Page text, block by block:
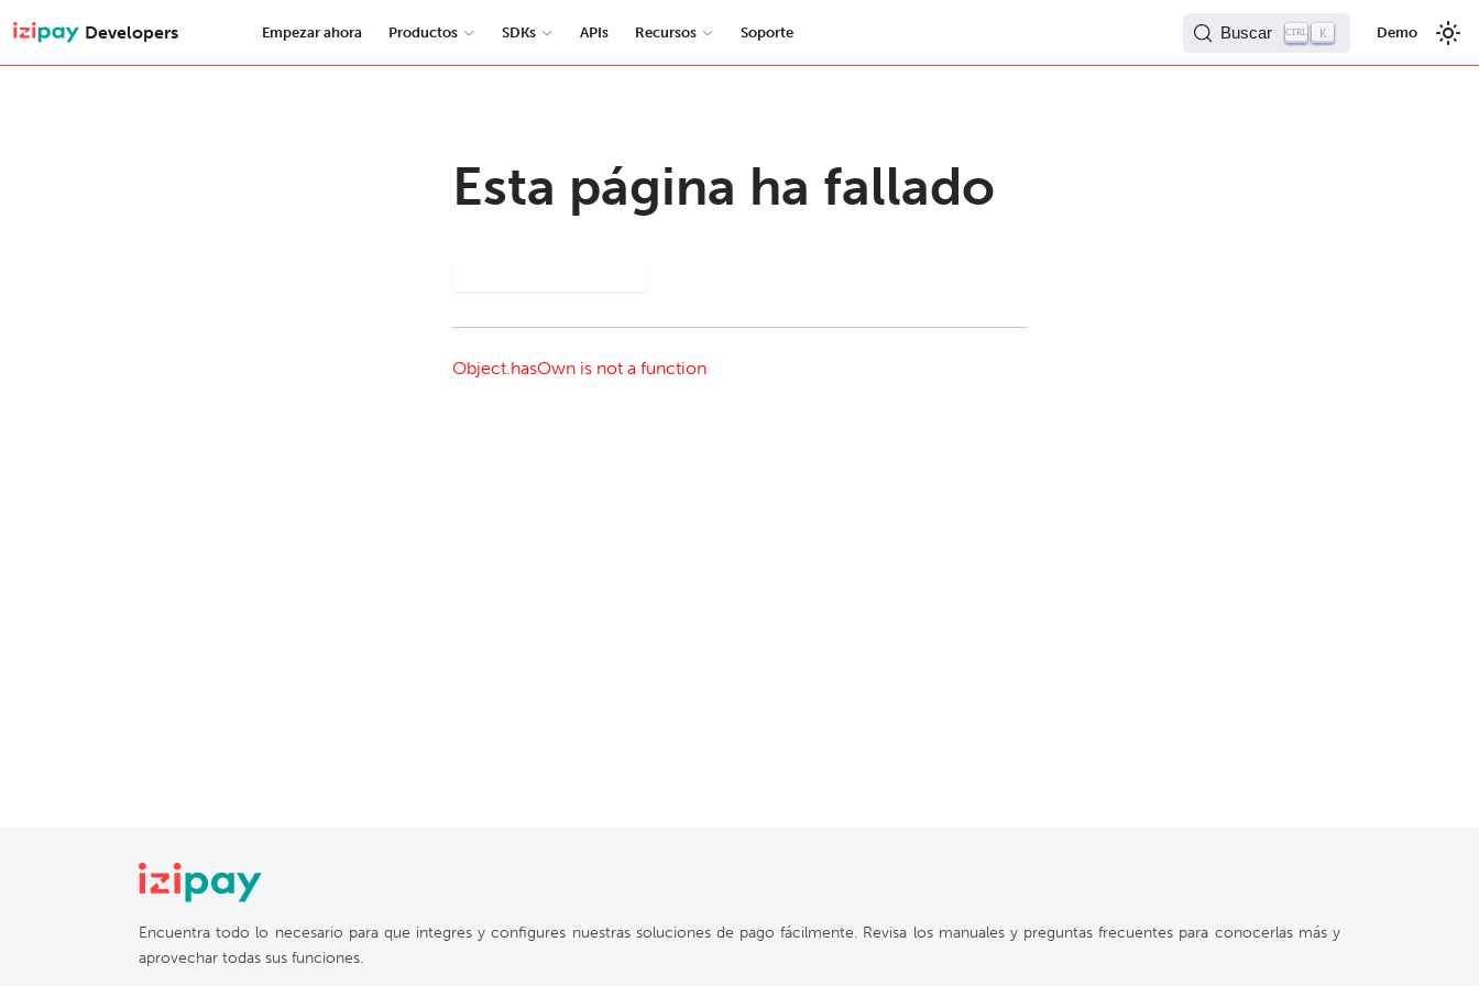
Developers Empezar ahora Productos SDKs APIs Recursos Soporte Buscar CTRL K Demo
Esta página ha fallado
Object.hasOwn is not a function
Encuentra todo lo necesario para que integres y configures nuestras soluciones de pago fácilmente. Revisa los manuales y preguntas frecuentes para conocerlas más y
aprovechar todas sus funciones.